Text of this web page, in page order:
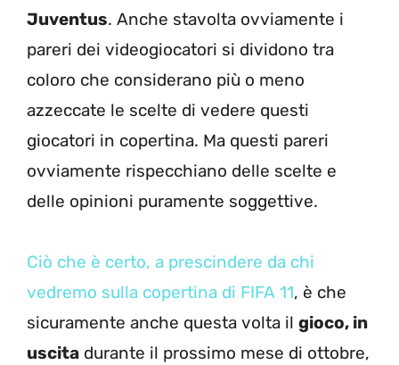
Juventus. Anche stavolta ovviamente i
pareri dei videogiocatori si dividono tra
coloro che considerano più o meno
azzeccate le scelte di vedere questi
giocatori in copertina. Ma questi pareri
ovviamente rispecchiano delle scelte e
delle opinioni puramente soggettive.
Ciò che è certo, a prescindere da chi
vedremo sulla copertina di FIFA 11, è che
sicuramente anche questa volta il gioco, in
uscita durante il prossimo mese di ottobre,